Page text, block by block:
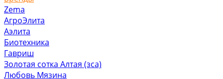
Zema
АгроЭлита
Аэлита
Биотехника
Гавриш
Золотая сотка Алтая (зса)
Любовь Мязина